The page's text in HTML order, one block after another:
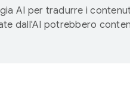
AI per tradurre i
dall'AI potrebbero